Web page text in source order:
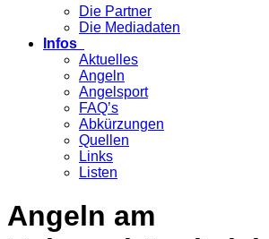
Die Partner
Die Mediadaten
Infos
Aktuelles
Angeln
Angelsport
FAQ’s
Abkürzungen
Quellen
Links
Listen
Angeln am